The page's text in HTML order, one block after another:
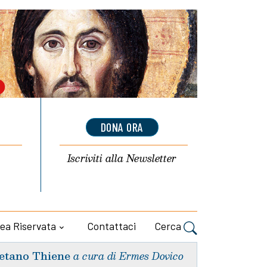
DONA ORA
Iscriviti allaNewsletter
Riservata Contattaci Cerca
Thiene a cura di Ermes Dovico